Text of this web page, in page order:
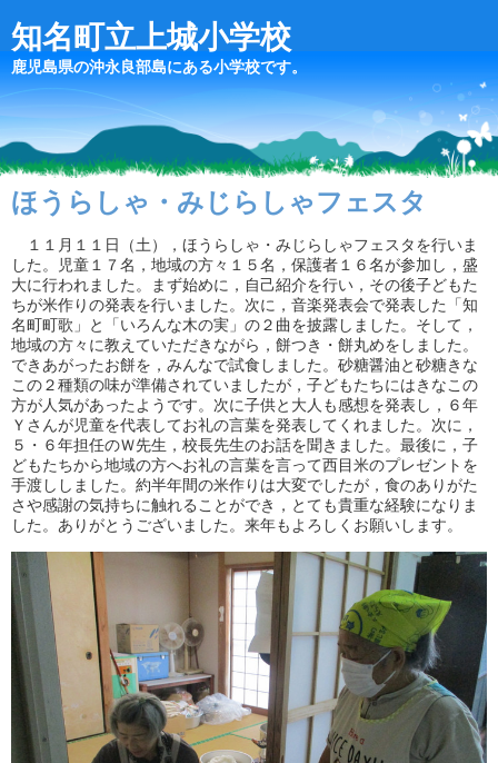
知名町立上城小学校
鹿児島県の沖永良部島にある小学校です。
ほうらしゃ・みじらしゃフェスタ
１１月１１日（土），ほうらしゃ・みじらしゃフェスタを行いま
した。児童１７名，地域の方々１５名，保護者１６名が参加し，盛
大に行われました。まず始めに，自己紹介を行い，その後子どもた
ちが米作りの発表を行いました。次に，音楽発表会で発表した「知
名町町歌」と「いろんな木の実」の２曲を披露しました。そして，
地域の方々に教えていただきながら，餅つき・餅丸めをしました。
できあがったお餅を，みんなで試食しました。砂糖醤油と砂糖きな
この２種類の味が準備されていましたが，子どもたちにはきなこの
方が人気があったようです。次に子供と大人も感想を発表し，６年
Ｙさんが児童を代表してお礼の言葉を発表してくれました。次に，
５・６年担任のＷ先生，校長先生のお話を聞きました。最後に，子
どもたちから地域の方へお礼の言葉を言って西目米のプレゼントを
手渡ししました。約半年間の米作りは大変でしたが，食のありがた
さや感謝の気持ちに触れることができ，とても貴重な経験になりま
した。ありがとうございました。来年もよろしくお願いします。